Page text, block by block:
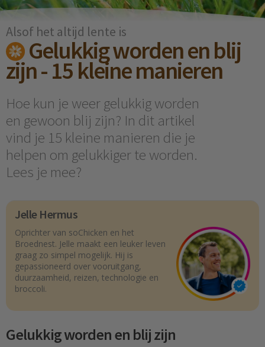
Alsof het altijd lente is
Gelukkig worden en blij
zijn - 15 kleine manieren
Hoe kun je weer gelukkig worden
en gewoon blij zijn? In dit artikel
vind je 15 kleine manieren die je
helpen om gelukkiger te worden.
Lees je mee?
Jelle Hermus
Oprichter van soChicken en het
Broednest. Jelle maakt een leuker leven
graag zo simpel mogelijk. Hij is
gepassioneerd over vooruitgang,
duurzaamheid, reizen, technologie en
broccoli.
Gelukkig worden en blij zijn